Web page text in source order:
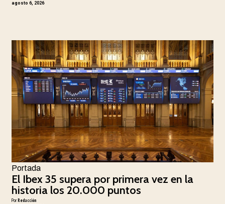
agosto 6, 2026
Portada
El Ibex 35 supera por primera vez en la
historia los 20.000 puntos
PorRedacción